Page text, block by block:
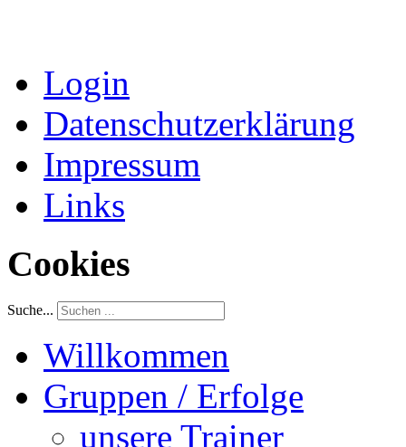
Login
Datenschutzerklärung
Impressum
Links
Cookies
Suche...
Willkommen
Gruppen / Erfolge
unsere Trainer